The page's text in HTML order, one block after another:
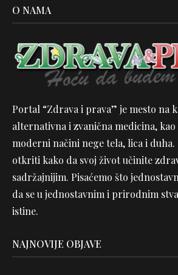
O NAMA
Portal “Zdrava i prava” je mesto na
alternativna i zvanična medicina,
moderni načini nege tela, lica i duha.
otkriti kako da svoj život učinite
sadržajnijim. Pisaćemo što
da se u jednostavnim i prirodnim
istine.
NAJNOVIJE OBJAVE